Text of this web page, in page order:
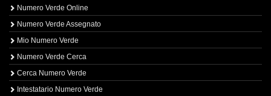
Numero Verde Online
Numero Verde Assegnato
Mio Numero Verde
Numero Verde Cerca
Cerca Numero Verde
Intestatario Numero Verde